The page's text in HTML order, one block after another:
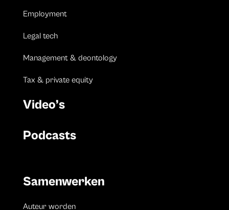
Employment
Legal tech
Management & deontology
Tax & private equity
Video’s
Podcasts
Samenwerken
Auteur worden